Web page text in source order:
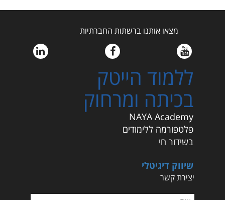
מצאו אותנו ברשתות החברתיות
ללמוד הייטק
בכיתה ומרחוק
NAYA Academy
פלטפורמה ללימודים
בשידור חי
שיווק דיגיטלי
יצירת קשר